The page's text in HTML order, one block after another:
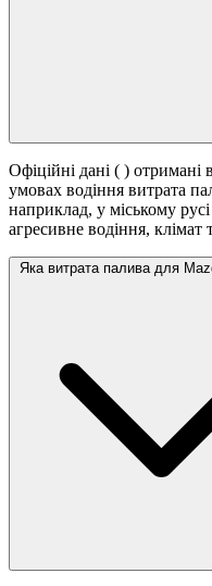
Офіційні дані ( ) отримані
умовах водіння витрата
наприклад, у міському
агресивне водіння,
Яка витрата палива для